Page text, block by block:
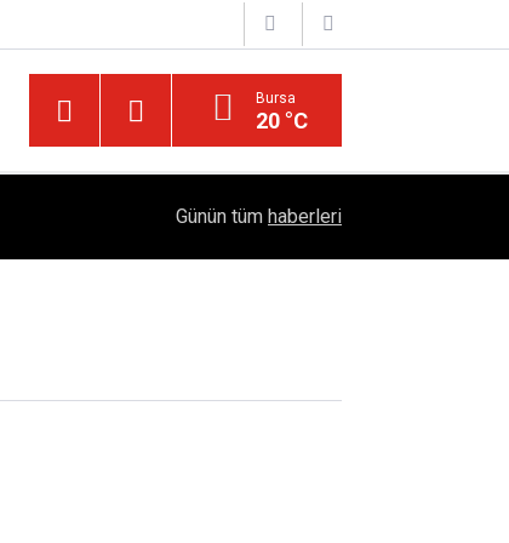
Bursa
20 °C
Adalet Çağrısı
Günün tüm haberleri